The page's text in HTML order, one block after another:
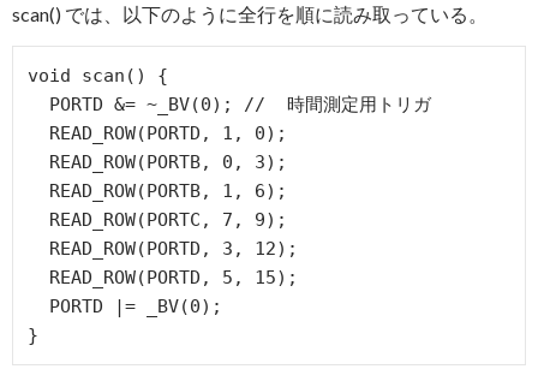
scan() では、以下のように全行を順に読み取っている。
void scan() {
}